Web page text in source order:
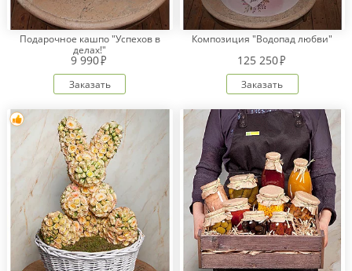
Подарочное кашпо "Успехов в
делах!"
9 990
Заказать
Композиция "Водопад любви"
125 250
Заказать